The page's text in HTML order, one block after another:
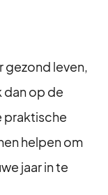
gezond leven,
dan op de
praktische
helpen om
jaar in te